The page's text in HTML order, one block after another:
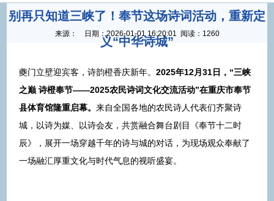
别再只知道三峡了！奉节这场诗词活动，重新定
义“中华诗城”
来源： 日期：2026-01-01 16:20:01 阅读：1260
夔门立壁迎宾客，诗韵橙香庆新年。 2025年12月31日，“三峡
之巅 诗橙奉节——2025农民诗词文化交流活动”在重庆市奉节
县体育馆隆重启幕。 来自全国各地的农民诗人代表们齐聚诗
城，以诗为媒、以诗会友，共赏融合舞台剧目《奉节十二时
辰》，展开一场穿越千年的诗与城的对话，为现场观众奉献了
一场融汇厚重文化与时代气息的视听盛宴。